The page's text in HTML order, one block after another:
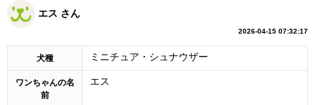
エス さん
2026-04-15 07:32:17
犬種 ミニチュア・シュナウザー
ワンちゃんの名
前
エス